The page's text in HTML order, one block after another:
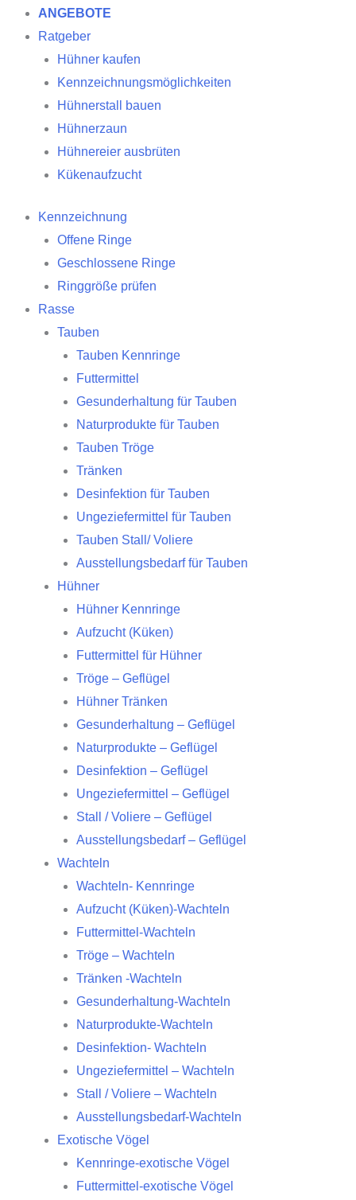
ANGEBOTE
Ratgeber
Hühner kaufen
Kennzeichnungsmöglichkeiten
Hühnerstall bauen
Hühnerzaun
Hühnereier ausbrüten
Kükenaufzucht
Kennzeichnung
Offene Ringe
Geschlossene Ringe
Ringgröße prüfen
Rasse
Tauben
Tauben Kennringe
Futtermittel
Gesunderhaltung für Tauben
Naturprodukte für Tauben
Tauben Tröge
Tränken
Desinfektion für Tauben
Ungeziefermittel für Tauben
Tauben Stall/ Voliere
Ausstellungsbedarf für Tauben
Hühner
Hühner Kennringe
Aufzucht (Küken)
Futtermittel für Hühner
Tröge – Geflügel
Hühner Tränken
Gesunderhaltung – Geflügel
Naturprodukte – Geflügel
Desinfektion – Geflügel
Ungeziefermittel – Geflügel
Stall / Voliere – Geflügel
Ausstellungsbedarf – Geflügel
Wachteln
Wachteln- Kennringe
Aufzucht (Küken)-Wachteln
Futtermittel-Wachteln
Tröge – Wachteln
Tränken -Wachteln
Gesunderhaltung-Wachteln
Naturprodukte-Wachteln
Desinfektion- Wachteln
Ungeziefermittel – Wachteln
Stall / Voliere – Wachteln
Ausstellungsbedarf-Wachteln
Exotische Vögel
Kennringe-exotische Vögel
Futtermittel-exotische Vögel